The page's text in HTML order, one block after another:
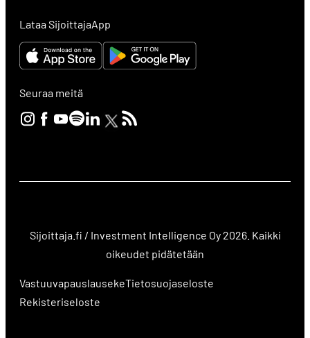
Lataa SijoittajaApp
Seuraa meitä
Sijoittaja.fi / Investment Intelligence Oy 2026. Kaikki
oikeudet pidätetään
VastuuvapauslausekeTietosuojaseloste
Rekisteriseloste